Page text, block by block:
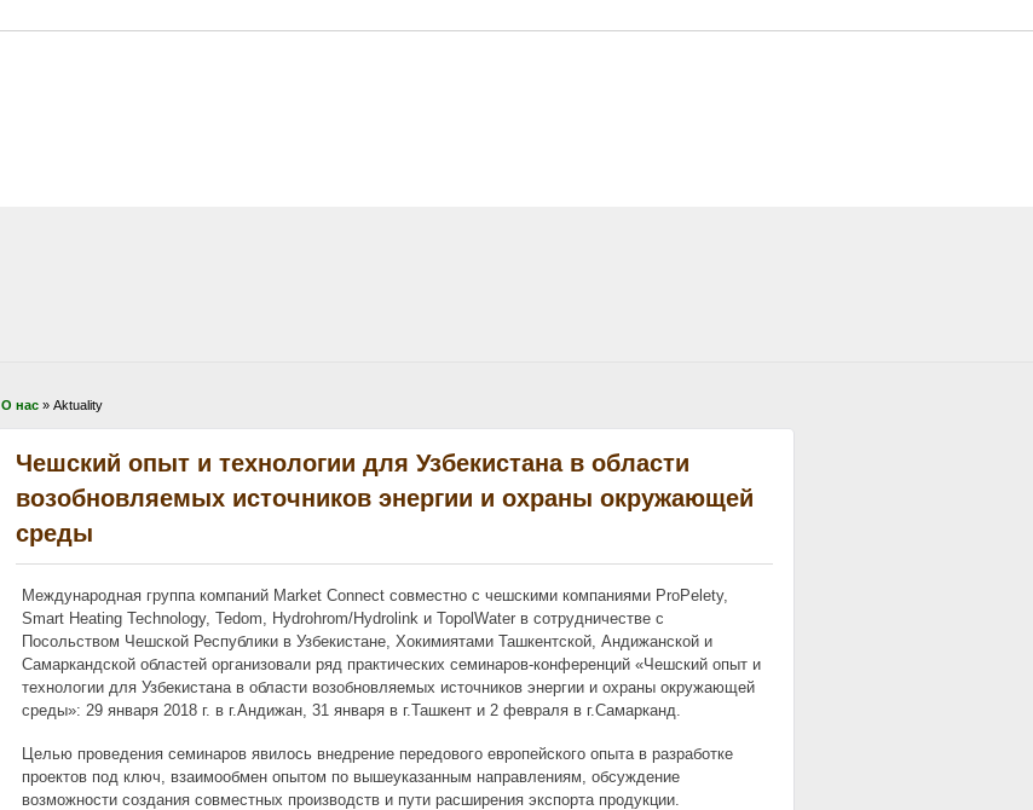
О нас » Aktuality
Чешский опыт и технологии для Узбекистана в области
возобновляемых источников энергии и охраны окружающей
среды
Международная группа компаний Market Connect совместно с чешскими компаниями ProPeletу,
Smart Heating Technology, Tedom, Hydrohrom/Hydrolink и TopolWater в сотрудничестве с
Посольством Чешской Республики в Узбекистане, Хокимиятами Ташкентской, Андижанской и
Самаркандской областей организовали ряд практических семинаров-конференций «Чешский опыт и
технологии для Узбекистана в области возобновляемых источников энергии и охраны окружающей
среды»: 29 января 2018 г. в г.Андижан, 31 января в г.Ташкент и 2 февраля в г.Самарканд.
Целью проведения семинаров явилось внедрение передового европейского опыта в разработке
проектов под ключ, взаимообмен опытом по вышеуказанным направлениям, обсуждение
возможности создания совместных производств и пути расширения экспорта продукции.